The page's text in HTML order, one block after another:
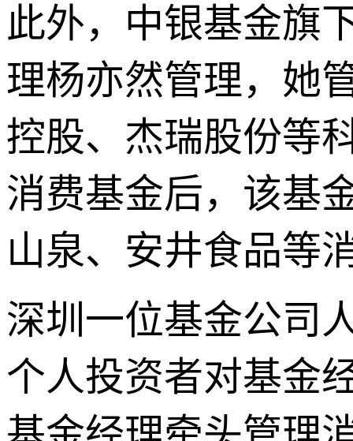
此外，中银基金旗
理杨亦然管理，她
控股、杰瑞股份等
消费基金后，该基
山泉、安井食品等
深圳一位基金公司
个人投资者对基金